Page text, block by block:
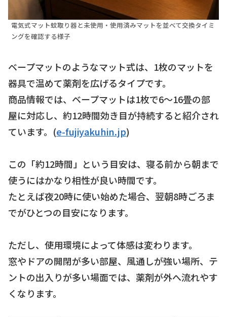
電気式マット蚊取り器と未使用・使用済みマットを並べて交換タイミ
ングを確認する様子
ベープマットのようなマット式は、1枚のマットを
器具で温めて薬剤を広げるタイプです。
商品情報では、ベープマットは1枚で6〜16畳の部
屋に対応し、約12時間効き目が持続すると紹介され
ています。(e-fujiyakuhin.jp)
この「約12時間」という目安は、寝る前から朝まで
使うにはかなり相性が良い時間です。
たとえば夜20時に使い始めた場合、翌朝8時ごろま
でがひとつの目安になります。
ただし、使用環境によって体感は変わります。
窓やドアの開閉が多い部屋、風通しが強い場所、テ
ントの出入りが多い場面では、薬剤が外へ流れやす
くなります。